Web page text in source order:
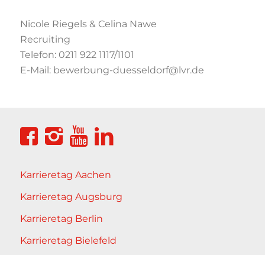
Nicole Riegels & Celina Nawe
Recruiting
Telefon: 0211 922 1117/1101
E-Mail: bewerbung-duesseldorf@lvr.de
Karrieretag Aachen
Karrieretag Augsburg
Karrieretag Berlin
Karrieretag Bielefeld